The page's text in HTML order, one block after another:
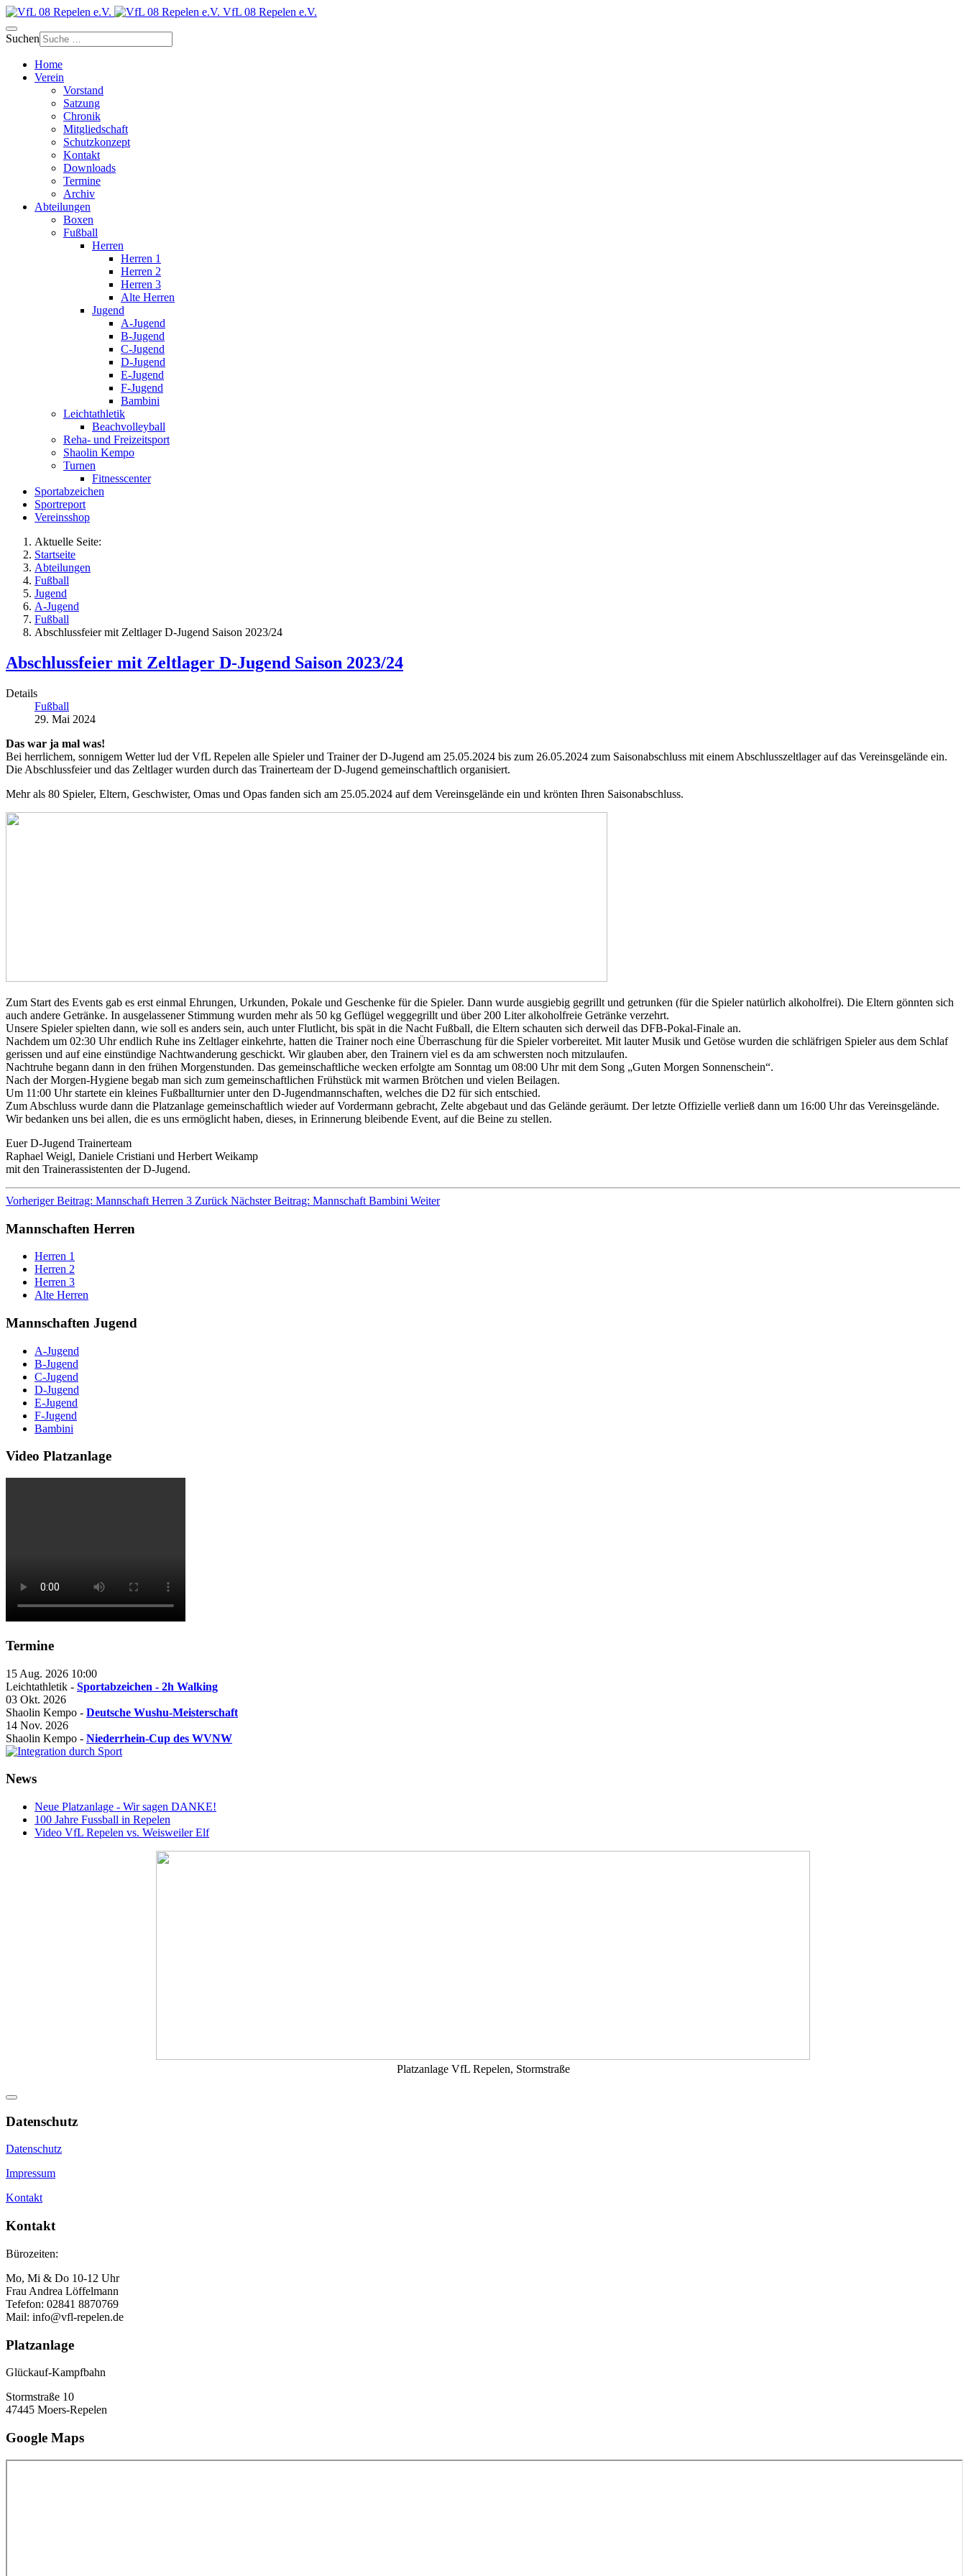
VfL 08 Repelen e.V.
Suchen
Home
Verein
Vorstand
Satzung
Chronik
Mitgliedschaft
Schutzkonzept
Kontakt
Downloads
Termine
Archiv
Abteilungen
Boxen
Fußball
Herren
Herren 1
Herren 2
Herren 3
Alte Herren
Jugend
A-Jugend
B-Jugend
C-Jugend
D-Jugend
E-Jugend
F-Jugend
Bambini
Leichtathletik
Beachvolleyball
Reha- und Freizeitsport
Shaolin Kempo
Turnen
Fitnesscenter
Sportabzeichen
Sportreport
Vereinsshop
Aktuelle Seite:
Startseite
Abteilungen
Fußball
Jugend
A-Jugend
Fußball
Abschlussfeier mit Zeltlager D-Jugend Saison 2023/24
Abschlussfeier mit Zeltlager D-Jugend Saison 2023/24
Details
Fußball
29. Mai 2024
Das war ja mal was!
Bei herrlichem, sonnigem Wetter lud der VfL Repelen alle Spieler und Trainer der D-Jugend am 25.05.2024 bis zum 26.05.2024 zum Saisonabschluss mit einem Abschlusszeltlager auf das Vereinsgelände ein.
Die Abschlussfeier und das Zeltlager wurden durch das Trainerteam der D-Jugend gemeinschaftlich organisiert.
Mehr als 80 Spieler, Eltern, Geschwister, Omas und Opas fanden sich am 25.05.2024 auf dem Vereinsgelände ein und krönten Ihren Saisonabschluss.
Zum Start des Events gab es erst einmal Ehrungen, Urkunden, Pokale und Geschenke für die Spieler. Dann wurde ausgiebig gegrillt und getrunken (für die Spieler natürlich alkoholfrei). Die Eltern gönnten sich
auch andere Getränke. In ausgelassener Stimmung wurden mehr als 50 kg Geflügel weggegrillt und über 200 Liter alkoholfreie Getränke verzehrt.
Unsere Spieler spielten dann, wie soll es anders sein, auch unter Flutlicht, bis spät in die Nacht Fußball, die Eltern schauten sich derweil das DFB-Pokal-Finale an.
Nachdem um 02:30 Uhr endlich Ruhe ins Zeltlager einkehrte, hatten die Trainer noch eine Überraschung für die Spieler vorbereitet. Mit lauter Musik und Getöse wurden die schläfrigen Spieler aus dem Schlaf
gerissen und auf eine einstündige Nachtwanderung geschickt. Wir glauben aber, den Trainern viel es da am schwersten noch mitzulaufen.
Nachtruhe begann dann in den frühen Morgenstunden. Das gemeinschaftliche wecken erfolgte am Sonntag um 08:00 Uhr mit dem Song „Guten Morgen Sonnenschein“.
Nach der Morgen-Hygiene begab man sich zum gemeinschaftlichen Frühstück mit warmen Brötchen und vielen Beilagen.
Um 11:00 Uhr startete ein kleines Fußballturnier unter den D-Jugendmannschaften, welches die D2 für sich entschied.
Zum Abschluss wurde dann die Platzanlage gemeinschaftlich wieder auf Vordermann gebracht, Zelte abgebaut und das Gelände geräumt. Der letzte Offizielle verließ dann um 16:00 Uhr das Vereinsgelände.
Wir bedanken uns bei allen, die es uns ermöglicht haben, dieses, in Erinnerung bleibende Event, auf die Beine zu stellen.
Euer D-Jugend Trainerteam
Raphael Weigl, Daniele Cristiani und Herbert Weikamp
mit den Trainerassistenten der D-Jugend.
Vorheriger Beitrag: Mannschaft Herren 3 Zurück Nächster Beitrag: Mannschaft Bambini Weiter
Mannschaften Herren
Herren 1
Herren 2
Herren 3
Alte Herren
Mannschaften Jugend
A-Jugend
B-Jugend
C-Jugend
D-Jugend
E-Jugend
F-Jugend
Bambini
Video Platzanlage
Termine
15 Aug. 2026 10:00
Leichtathletik - Sportabzeichen - 2h Walking
03 Okt. 2026
Shaolin Kempo - Deutsche Wushu-Meisterschaft
14 Nov. 2026
Shaolin Kempo - Niederrhein-Cup des WVNW
News
Neue Platzanlage - Wir sagen DANKE!
100 Jahre Fussball in Repelen
Video VfL Repelen vs. Weisweiler Elf
Platzanlage VfL Repelen, Stormstraße
Datenschutz
Datenschutz
Impressum
Kontakt
Kontakt
Bürozeiten:
Mo, Mi & Do 10-12 Uhr
Frau Andrea Löffelmann
Tefefon: 02841 8870769
Mail: info@vfl-repelen.de
Platzanlage
Glückauf-Kampfbahn
Stormstraße 10
47445 Moers-Repelen
Google Maps